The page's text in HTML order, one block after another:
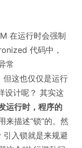
在运行时会强制
代码中，
常
这也仅仅是运行
设计呢？ 其实这
运行时，程序的
来描述“锁”的。然
入锁就是来规避